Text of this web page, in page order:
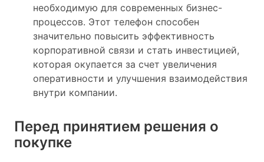
необходимую для современных бизнес-
процессов. Этот телефон способен
значительно повысить эффективность
корпоративной связи и стать инвестицией,
которая окупается за счет увеличения
оперативности и улучшения взаимодействия
внутри компании.
Перед принятием решения о
покупке